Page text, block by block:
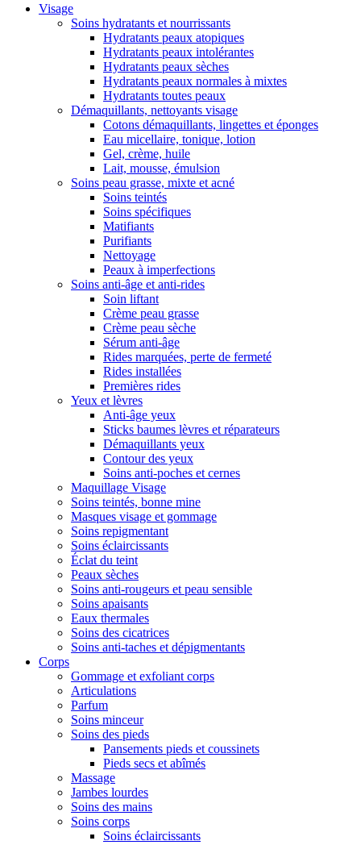
Visage
Soins hydratants et nourrissants
Hydratants peaux atopiques
Hydratants peaux intolérantes
Hydratants peaux sèches
Hydratants peaux normales à mixtes
Hydratants toutes peaux
Démaquillants, nettoyants visage
Cotons démaquillants, lingettes et éponges
Eau micellaire, tonique, lotion
Gel, crème, huile
Lait, mousse, émulsion
Soins peau grasse, mixte et acné
Soins teintés
Soins spécifiques
Matifiants
Purifiants
Nettoyage
Peaux à imperfections
Soins anti-âge et anti-rides
Soin liftant
Crème peau grasse
Crème peau sèche
Sérum anti-âge
Rides marquées, perte de fermeté
Rides installées
Premières rides
Yeux et lèvres
Anti-âge yeux
Sticks baumes lèvres et réparateurs
Démaquillants yeux
Contour des yeux
Soins anti-poches et cernes
Maquillage Visage
Soins teintés, bonne mine
Masques visage et gommage
Soins repigmentant
Soins éclaircissants
Éclat du teint
Peaux sèches
Soins anti-rougeurs et peau sensible
Soins apaisants
Eaux thermales
Soins des cicatrices
Soins anti-taches et dépigmentants
Corps
Gommage et exfoliant corps
Articulations
Parfum
Soins minceur
Soins des pieds
Pansements pieds et coussinets
Pieds secs et abîmés
Massage
Jambes lourdes
Soins des mains
Soins corps
Soins éclaircissants